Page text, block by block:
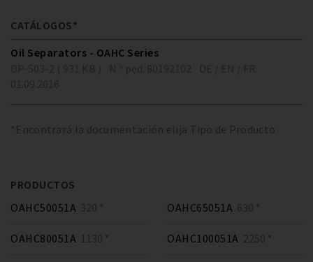
CATÁLOGOS*
Oil Separators - OAHC Series
*Encontrará la documentación elija Tipo de Producto
PRODUCTOS
OAHC50051A 320 * OAHC65051A 630 *
OAHC80051A 1130 * OAHC100051A 2250 *